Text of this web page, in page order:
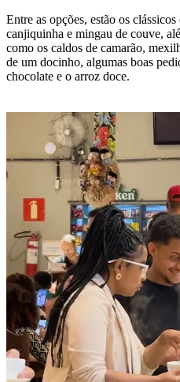
Entre as opções, estão os
canjiquinha e mingau de couve,
como os caldos de camarão,
de um docinho, algumas boas
chocolate e o arroz doce.